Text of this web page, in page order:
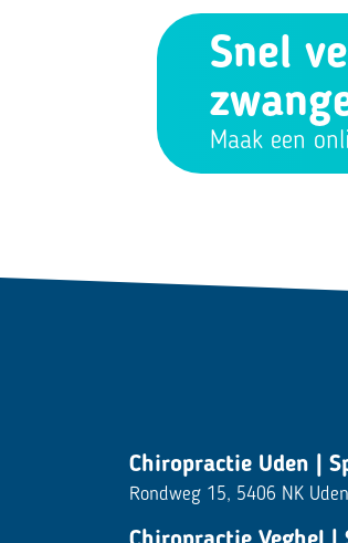
Snel
Maak een
Chiropractie Uden |
Rondweg 15, 5406 NK Uden